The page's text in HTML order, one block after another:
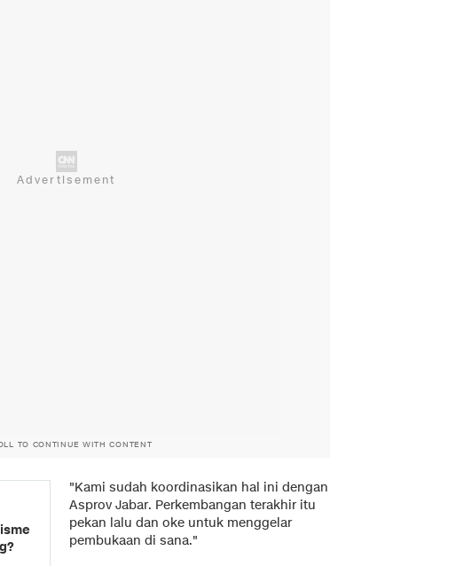
TO CONTINUE WITH CONTENT
"Kami sudah koordinasikan hal ini dengan
Asprov Jabar. Perkembangan terakhir itu
pekan lalu dan oke untuk menggelar
pembukaan di sana."